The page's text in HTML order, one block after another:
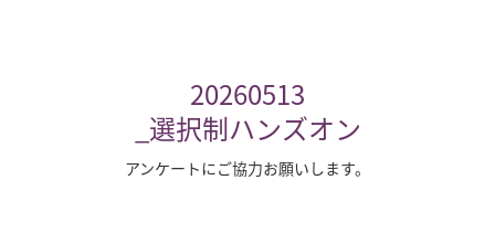
20260513
_選択制ハンズオン
アンケートにご協力お願いします。